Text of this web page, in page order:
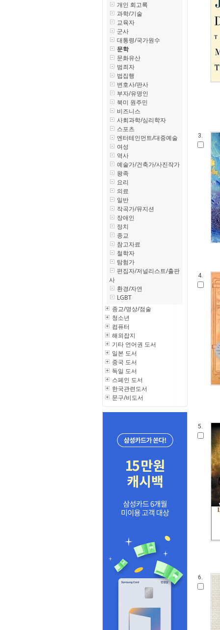
개인 회고록
과학/기술
교육자
군사
대통령/국가원수
문학
문화유산
범죄자
법집행
변호사/판사
부자/유명인
북미 원주민
비즈니스
사회과학/심리학자
스포츠
엔터테인먼트/대중예술
여성
역사
예술가/건축가/사진작가
왕족
요리
의료
일반
작곡가/뮤지션
장애인
정치
종교
참고자료
철학자
탐험가
편집자/저널리스트/출판
사
환경/자연
LGBT
종교/명상/점술
청소년
컴퓨터
해외잡지
기타 언어권 도서
일본 도서
중국 도서
독일 도서
스페인 도서
한국관련도서
문구/비도서
3.
4.
5.
6.